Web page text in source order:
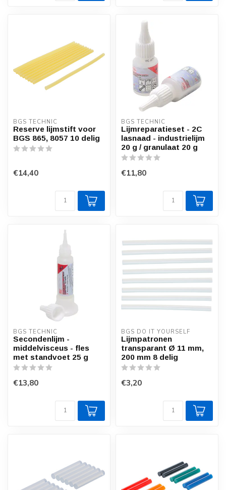
BGS TECHNIC
Reserve lijmstift voor
BGS 865, 8057 10 delig
€14,40
BGS TECHNIC
Lijmreparatieset - 2C
lasnaad - industrielijm
20 g / granulaat 20 g
€11,80
BGS TECHNIC
Secondenlijm -
middelvisceus - fles
met standvoet 25 g
€13,80
BGS DO IT YOURSELF
Lijmpatronen
transparant Ø 11 mm,
200 mm 8 delig
€3,20